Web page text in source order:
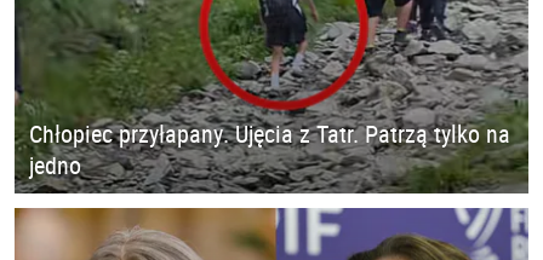
Chłopiec przyłapany. Ujęcia z Tatr. Patrzą tylko na
jedno